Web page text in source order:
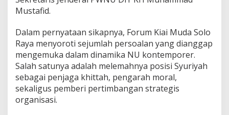
a
n
u
n
t
u
P
Mustafid.
Dalam pernyataan sikapnya, Forum Kiai Muda Solo
Raya menyoroti sejumlah persoalan yang dianggap
mengemuka dalam dinamika NU kontemporer.
Salah satunya adalah melemahnya posisi Syuriyah
sebagai penjaga khittah, pengarah moral,
sekaligus pemberi pertimbangan strategis
organisasi.